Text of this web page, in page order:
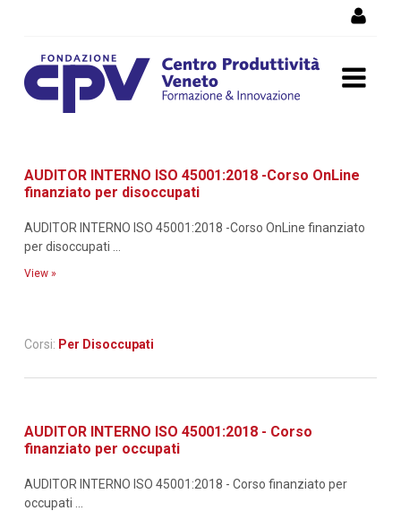
formazione
AUDITOR INTERNO ISO 45001:2018 -Corso OnLine
finanziato per disoccupati
AUDITOR INTERNO ISO 45001:2018 -Corso OnLine finanziato
per disoccupati ...
View »
Corsi: Per Disoccupati
AUDITOR INTERNO ISO 45001:2018 - Corso
finanziato per occupati
AUDITOR INTERNO ISO 45001:2018 - Corso finanziato per
occupati ...